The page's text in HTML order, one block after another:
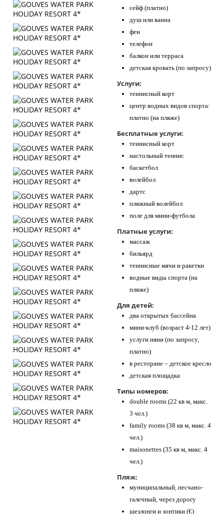
сейф (платно)
душ или ванна
фен
телефон
балкон или терраса
детская кровать (по запросу)
Услуги:
теннисный корт
центр водных видов спорта:
платно (на пляже)
Бесплатные услуги:
теннисный корт
настольный теннис
баскетбол
волейбол
дартс
пляжный волейбол
поле для мини-футбола
Платные услуги:
массаж
бильярд
теннисные мячи и ракетки
водные виды спорта (на
пляже)
Для детей:
два открытых бассейна
мини-клуб (возраст 4-12 лет)
услуги няни (по запросу,
платно)
в ресторане – детское кресло
детская площадка
Типы номеров:
double rooms (22 кв м, макс.
3 чел.)
family rooms (38 кв м, макс. 4
чел.)
maisonettes (35 кв м, макс. 4
чел.)
Пляж:
муниципальный, песчано-
галечный, через дорогу
шезлонги и зонтики (€)